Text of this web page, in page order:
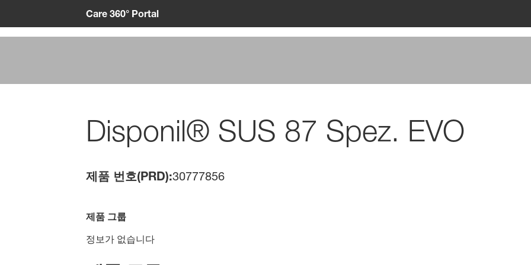
Care 360° Portal
Disponil® SUS 87 Spez. EVO
제품 번호(PRD):30777856
제품 그룹
정보가 없습니다